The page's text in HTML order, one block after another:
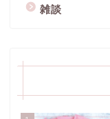
雑談